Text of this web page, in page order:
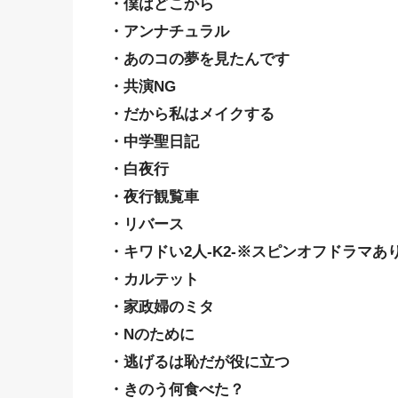
・僕はどこから
・アンナチュラル
・あのコの夢を見たんです
・共演NG
・だから私はメイクする
・中学聖日記
・白夜行
・夜行観覧車
・リバース
・キワドい2人-K2-※スピンオフドラマあ
・カルテット
・家政婦のミタ
・Nのために
・逃げるは恥だが役に立つ
・きのう何食べた？